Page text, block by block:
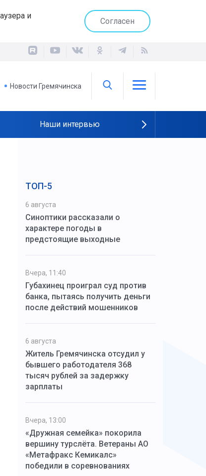
и
Согласен
Новости Гремячинска
Наши интервью
ТОП-5
6 августа
Синоптики рассказали о
характере погоды в
предстоящие выходные
Вчера, 11:40
Губахинец проиграл суд против
банка, пытаясь получить деньги
после действий мошенников
6 августа
Житель Гремячинска отсудил у
бывшего работодателя 368
тысяч рублей за задержку
зарплаты
Вчера, 13:00
«Дружная семейка» покорила
вершину турслёта. Ветераны АО
«Метафракс Кемикалс»
победили в соревнованиях